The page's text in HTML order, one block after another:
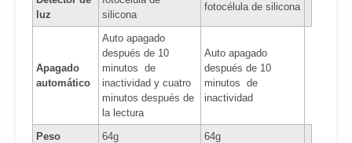
luz
silicona
fotocélula de silicona
Apagado
automático
Auto apagado
después de 10
minutos de
inactividad y cuatro
minutos después de
la lectura
Auto apagado
después de 10
minutos de
inactividad
Peso 64g 64g